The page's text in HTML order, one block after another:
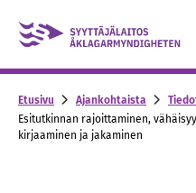
Skip to content -
Etusivu Ajankohtaista
Esitutkinnan rajoittaminen,
kirjaaminen ja jakaminen